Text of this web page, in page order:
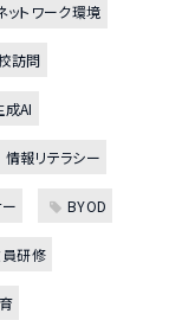
ットワーク環境
訪問
成AI
情報リテラシー
BYOD
研修